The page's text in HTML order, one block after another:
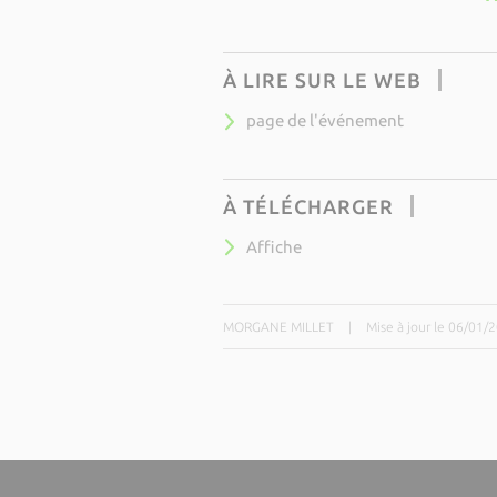
À LIRE SUR LE WEB
page de l'événement
À TÉLÉCHARGER
Affiche
MORGANE MILLET Mise à jour le 06/01/